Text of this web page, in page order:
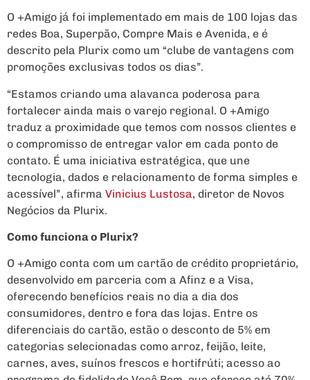
O +Amigo já foi implementado em mais de 100 lojas das
redes Boa, Superpão, Compre Mais e Avenida, e é
descrito pela Plurix como um “clube de vantagens com
promoções exclusivas todos os dias”.
“Estamos criando uma alavanca poderosa para
fortalecer ainda mais o varejo regional. O +Amigo
traduz a proximidade que temos com nossos clientes e
o compromisso de entregar valor em cada ponto de
contato. É uma iniciativa estratégica, que une
tecnologia, dados e relacionamento de forma simples e
acessível”, afirma Vinicius Lustosa, diretor de Novos
Negócios da Plurix.
Como funciona o Plurix?
O +Amigo conta com um cartão de crédito proprietário,
desenvolvido em parceria com a Afinz e a Visa,
oferecendo benefícios reais no dia a dia dos
consumidores, dentro e fora das lojas. Entre os
diferenciais do cartão, estão o desconto de 5% em
categorias selecionadas como arroz, feijão, leite,
carnes, aves, suínos frescos e hortifrúti; acesso ao